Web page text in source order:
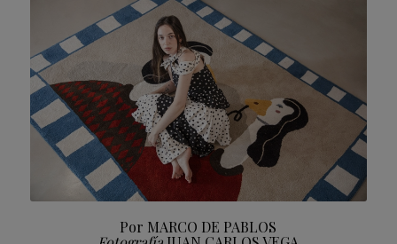
Por MARCO DE PABLOS